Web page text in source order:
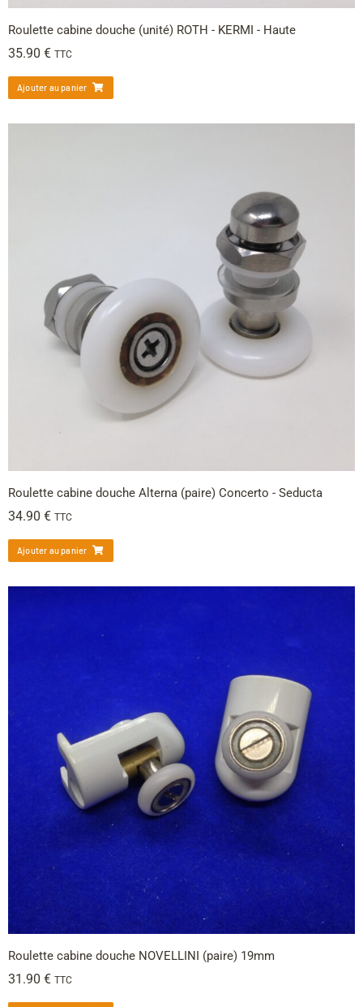
Roulette cabine douche (unité) ROTH - KERMI - Haute
35.90 € TTC
Ajouter au panier
Roulette cabine douche Alterna (paire) Concerto - Seducta
34.90 € TTC
Ajouter au panier
Roulette cabine douche NOVELLINI (paire) 19mm
31.90 € TTC